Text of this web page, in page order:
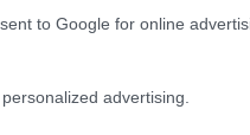
to Google for online
advertising.